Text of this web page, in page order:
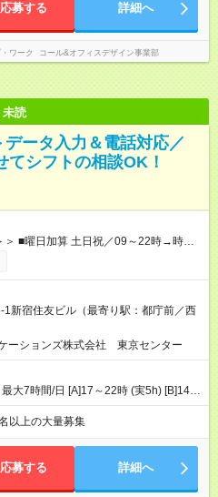
応募する 詳細へ
ワーク コール&オフィスデザイン事業部
未読
ータ入力＆電話対応／
てシフトの相談OK！
＞ ■曜日加算 土日祝／09～22時→時給
／09～12時→時給＋200円 月曜／17～
／17～22時→時給＋400円 ■導入研
＝60640円 [2]土曜日収：15960円×5日
15960円×5日＝79800円 [1]＋[2]＋[3]＝
[2]金曜日収：11400円×4日＝45600円
日＝57000円 [1]＋[2]＋[3]＝月収14万
。 給与：時給 1,780円以上 ※各加算給
新宿住友ビル（最寄り駅：都庁前／西
ーションズ株式会社 東京センター
大7時間/日 [A]17～22時 (実5h) [B]14～
～5日※土or日必須 ◎休日：平日メイン
以上の大量募集
応募する 詳細へ